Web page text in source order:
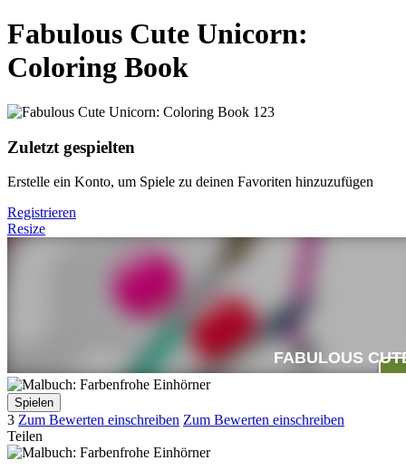
Fabulous Cute Unicorn:
Coloring Book
Zuletzt gespielten
Erstelle ein Konto, um Spiele zu deinen Favoriten hinzuzufügen
Registrieren
Resize
Spielen
3 Zum Bewerten einschreiben Zum Bewerten einschreiben
Teilen